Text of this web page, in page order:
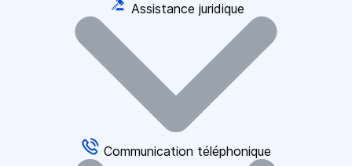
Assistance juridique
Communication téléphonique